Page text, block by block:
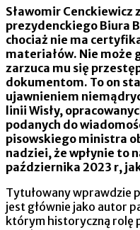
Sławomir Cenckiewicz
prezydenckiego Biura
chociaż nie ma
materiałów. Nie może
zarzuca mu się
dokumentom. To on
ujawnieniem
linii Wisły,
podanych do
pisowskiego ministra
nadziei, że wpłynie to
października 2023 r,
Tytułowany wprawdzie
jest głównie jako autor
którym historyczną rolę